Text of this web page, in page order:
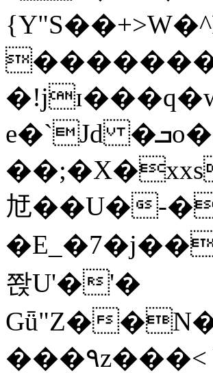
e�`Jd �ܒo��m��1��d|
㝼��U�-
쫝U'�'�
Gǖ"Z�
���٩z���< VT%� �}z�XEu�<ं�Q!